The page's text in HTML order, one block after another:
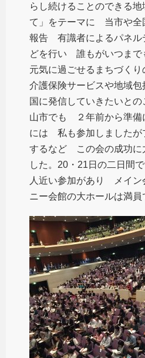
らし続けることのできる地
て」をテーマに 当市や全
報告 有識者によるパネル
どを行い 誰もがいつまで
元気に過ごせるまちづく
介護保険サービスや地域
国に発信していきたいと
山市でも ２年前から準
には 私も参加しましたが
するなど この会の成功に
した。20・21日の二日間
人近い参加があり メイン
ニー会館の大ホールは満員